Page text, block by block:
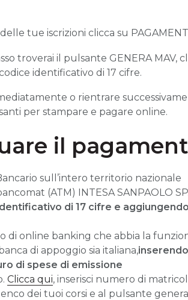
tue iscrizioni clicca su
troverai il pulsante GENERA MAV,
identificativo di 17 cifre.
o rientrare
per stampare e pagare online.
il
sull’intero territorio nazionale
(ATM) INTESA SANPAOLO
di 17 cifre e
di online banking che abbia la
di appoggio sia italiana,
di spese di emissione
Clicca qui, inserisci numero di
dei tuoi corsi e al pulsante